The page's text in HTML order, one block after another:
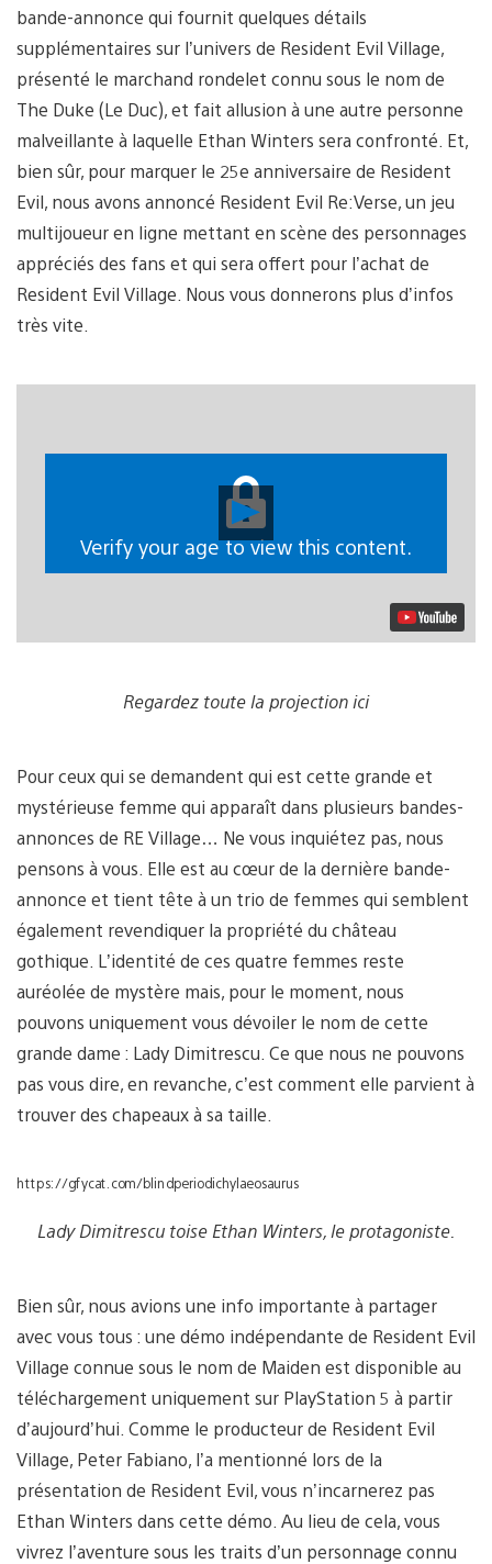
bande-annonce qui fournit quelques détails
supplémentaires sur l’univers de Resident Evil Village,
présenté le marchand rondelet connu sous le nom de
The Duke (Le Duc), et fait allusion à une autre personne
malveillante à laquelle Ethan Winters sera confronté. Et,
bien sûr, pour marquer le 25e anniversaire de Resident
Evil, nous avons annoncé Resident Evil Re:Verse, un jeu
multijoueur en ligne mettant en scène des personnages
appréciés des fans et qui sera offert pour l’achat de
Resident Evil Village. Nous vous donnerons plus d’infos
très vite.
Lancer
la
vidéo
Verify your age to view this content.
Regardez toute la projection ici
Pour ceux qui se demandent qui est cette grande et
mystérieuse femme qui apparaît dans plusieurs bandes-
annonces de RE Village… Ne vous inquiétez pas, nous
pensons à vous. Elle est au cœur de la dernière bande-
annonce et tient tête à un trio de femmes qui semblent
également revendiquer la propriété du château
gothique. L’identité de ces quatre femmes reste
auréolée de mystère mais, pour le moment, nous
pouvons uniquement vous dévoiler le nom de cette
grande dame : Lady Dimitrescu. Ce que nous ne pouvons
pas vous dire, en revanche, c’est comment elle parvient à
trouver des chapeaux à sa taille.
https://gfycat.com/blindperiodichylaeosaurus
Lady Dimitrescu toise Ethan Winters, le protagoniste.
Bien sûr, nous avions une info importante à partager
avec vous tous : une démo indépendante de Resident Evil
Village connue sous le nom de Maiden est disponible au
téléchargement uniquement sur PlayStation 5 à partir
d’aujourd’hui. Comme le producteur de Resident Evil
Village, Peter Fabiano, l’a mentionné lors de la
présentation de Resident Evil, vous n’incarnerez pas
Ethan Winters dans cette démo. Au lieu de cela, vous
vivrez l’aventure sous les traits d’un personnage connu